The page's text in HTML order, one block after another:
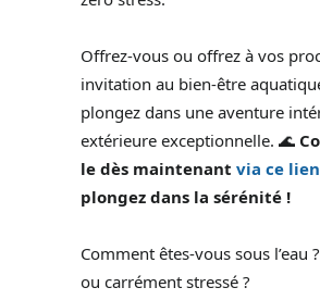
Offrez-vous ou offrez à vos
invitation au bien-être
plongez dans une aventure
extérieure exceptionnelle. 🌊
le dès maintenant via ce lien
plongez dans la sérénité !
Comment êtes-vous sous l’eau
ou carrément stressé ?